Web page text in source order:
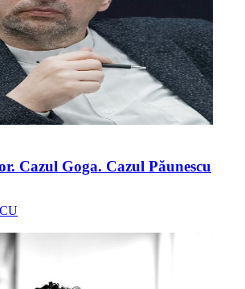
Cazul Goga. Cazul Păunescu